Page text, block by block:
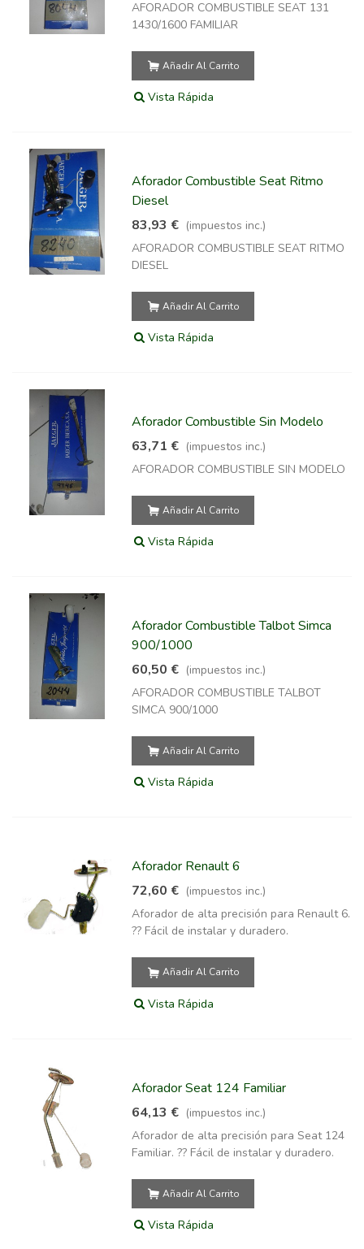
AFORADOR COMBUSTIBLE SEAT 131
1430/1600 FAMILIAR
Añadir Al Carrito
Vista Rápida
Aforador Combustible Seat Ritmo
Diesel
83,93 € (impuestos inc.)
AFORADOR COMBUSTIBLE SEAT RITMO
DIESEL
Añadir Al Carrito
Vista Rápida
Aforador Combustible Sin Modelo
63,71 € (impuestos inc.)
AFORADOR COMBUSTIBLE SIN MODELO
Añadir Al Carrito
Vista Rápida
Aforador Combustible Talbot Simca
900/1000
60,50 € (impuestos inc.)
AFORADOR COMBUSTIBLE TALBOT
SIMCA 900/1000
Añadir Al Carrito
Vista Rápida
Aforador Renault 6
72,60 € (impuestos inc.)
Aforador de alta precisión para Renault 6.
?? Fácil de instalar y duradero.
Añadir Al Carrito
Vista Rápida
Aforador Seat 124 Familiar
64,13 € (impuestos inc.)
Aforador de alta precisión para Seat 124
Familiar. ?? Fácil de instalar y duradero.
Añadir Al Carrito
Vista Rápida